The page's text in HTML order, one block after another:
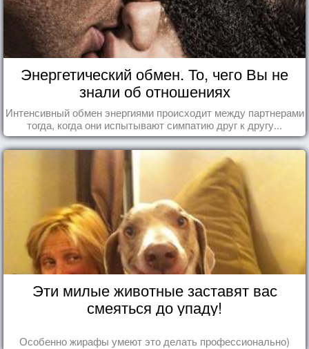
Энергетический обмен. То, чего Вы не
знали об отношениях
Интенсивный обмен энергиями происходит между партнерами
тогда, когда они испытывают симпатию друг к другу...
Эти милые животные заставят вас
смеяться до упаду!
Особенно жирафы умеют это делать профессионально)